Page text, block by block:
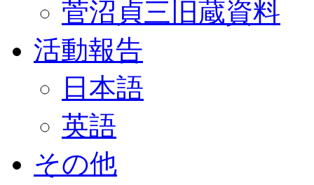
菅沼貞三旧蔵資料
活動報告
日本語
英語
その他